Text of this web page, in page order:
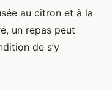
au citron et à la
un repas peut
de s’y